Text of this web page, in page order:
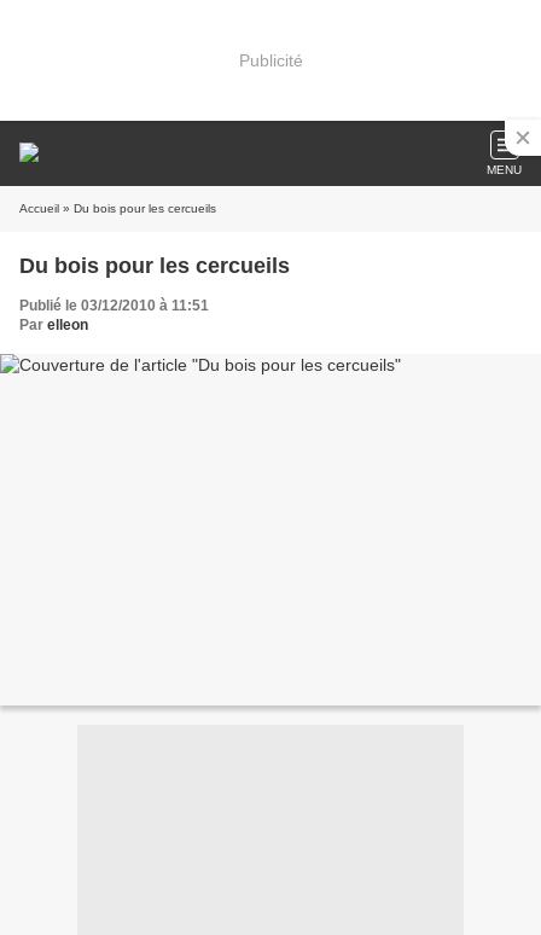
Publicité
MENU
Accueil » Du bois pour les cercueils
Du bois pour les cercueils
Publié le 03/12/2010 à 11:51
Par elleon